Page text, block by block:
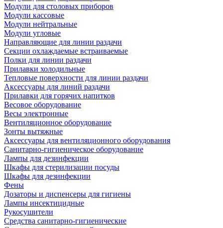
Модули для столовых приборов
Модули кассовые
Модули нейтральные
Модули угловые
Направляющие для линии раздачи
Секции охлаждаемые встраиваемые
Полки для линии раздачи
Прилавки холодильные
Тепловые поверхности для линии раздачи
Аксессуары для линий раздачи
Прилавки для горячих напитков
Весовое оборудование
Весы электронные
Вентиляционное оборудование
Зонты вытяжные
Аксессуары для вентиляционного оборудования
Санитарно-гигиеническое оборудование
Лампы для дезинфекции
Шкафы для стерилизации посуды
Шкафы для дезинфекции
Фены
Дозаторы и диспенсеры для гигиены
Лампы инсектицидные
Рукосушители
Средства санитарно-гигиенические